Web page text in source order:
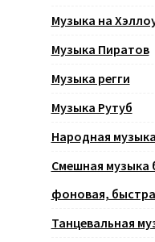
Музыка на
Музыка Пиратов
Музыка регги
Музыка Рутуб
Народная музыка
Смешная музыка
фоновая,
Танцевальная